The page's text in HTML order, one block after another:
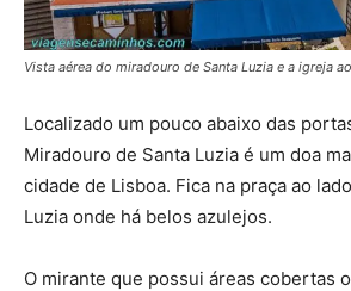
Vista aérea do miradouro de Santa Luzia e a igreja
Localizado um pouco abaixo das
Miradouro de Santa Luzia é um doa
cidade de Lisboa. Fica na praça ao
Luzia onde há belos azulejos.
O mirante que possui áreas cobertas